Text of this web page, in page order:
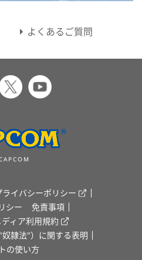
よくあるご質問
ライバシーポリシー
シー
免責事項
ィア利用規約
隷法"）に関する表明
の使い方